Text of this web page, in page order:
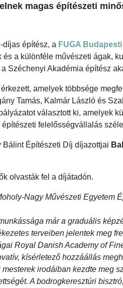
magas építészeti
díjas építész, a FUGA
a különféle művészeti ágak,
Széchenyi Akadémia építész
amelyek többsége
Tamás, Kalmár László és
választott ki, amelyek
felelősségvállalás
Bálint Építészeti Díj díjazottjai
olvasták fel a díjátadón.
Nagy Művészeti Egyetem
már a graduális
terveiben jelentek meg
Royal Danish Academy of
kísérletező hozzáállás
irodáiban kezdte meg
A bodrogkeresztúri